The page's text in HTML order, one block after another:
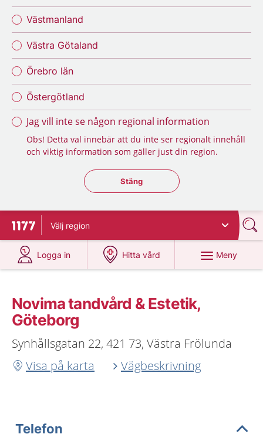
Västmanland
Västra Götaland
Örebro län
Östergötland
Jag vill inte se någon regional information
Obs! Detta val innebär att du inte ser regionalt innehåll
och viktig information som gäller just din region.
Stäng regionsväljaren
Stäng
Till startsidan för 1177
Välj region
Logga in
på 1177.se
Hitta vård
på 1177.se
Meny
Novima tandvård & Estetik,
Göteborg
Synhållsgatan 22, 421 73, Västra Frölunda
Visa på karta
Vägbeskrivning
Telefon